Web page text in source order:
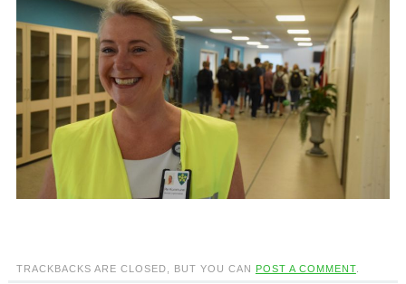
TRACKBACKS ARE CLOSED, BUT YOU CAN POST A COMMENT.